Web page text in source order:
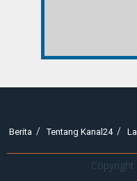
Berita Tentang Kanal24